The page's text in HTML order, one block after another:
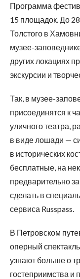
Программа
15 площадок. До
Толстого в
музее-
других локациях
экскурсии и
Так, в музее-
присоединятся к
уличного театра,
в виде лошади —
в исторических
бесплатные, на
предварительно
сделать в
сервиса Russpass.
В Петровском
оперный
узнают больше о
гостеприимства и